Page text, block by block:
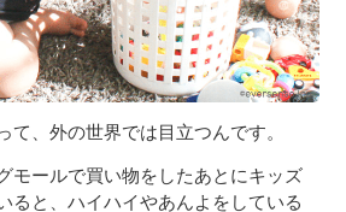
て、外の世界では目立つんです。
モールで買い物をしたあとにキッズ
ると、ハイハイやあんよをしている